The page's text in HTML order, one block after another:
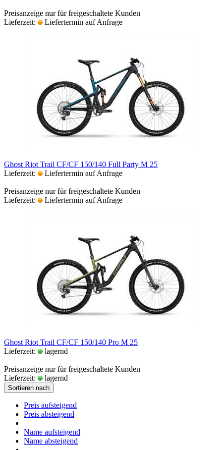
Preisanzeige nur für freigeschaltete Kunden
Lieferzeit:
Liefertermin auf Anfrage
Ghost Riot Trail CF/CF 150/140 Full Party M 25
Lieferzeit:
Liefertermin auf Anfrage
Preisanzeige nur für freigeschaltete Kunden
Lieferzeit:
Liefertermin auf Anfrage
Ghost Riot Trail CF/CF 150/140 Pro M 25
Lieferzeit:
lagernd
Preisanzeige nur für freigeschaltete Kunden
Lieferzeit:
lagernd
Sortieren nach
Preis aufsteigend
Preis absteigend
Name aufsteigend
Name absteigend